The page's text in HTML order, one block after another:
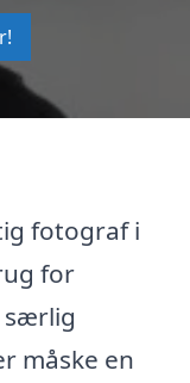
fotograf i
for
særlig
måske en